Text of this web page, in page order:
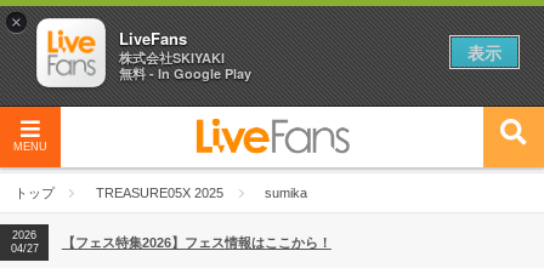
MENU
トップ TREASURE05X 2025 sumika
2026
04/27
2026
【ライブ動員ランキング】2026年上半期編発表！
2026
04/27
【フェス特集2026】フェス情報はここから！
×
LiveFans
株式会社SKIYAKI
無料 - In Google Play
表示